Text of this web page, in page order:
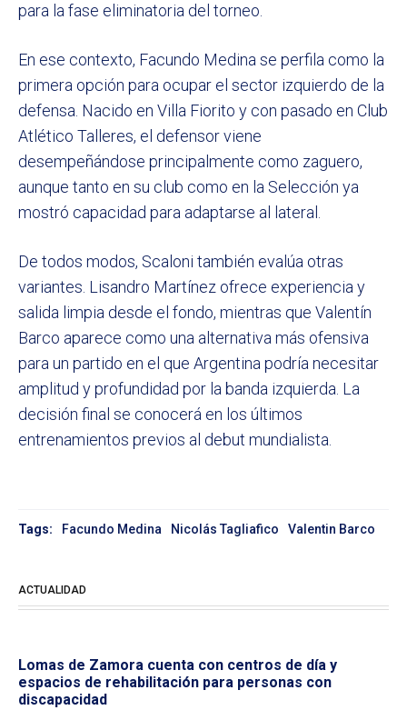
para la fase eliminatoria del torneo.
En ese contexto, Facundo Medina se perfila como la
primera opción para ocupar el sector izquierdo de la
defensa. Nacido en Villa Fiorito y con pasado en Club
Atlético Talleres, el defensor viene
desempeñándose principalmente como zaguero,
aunque tanto en su club como en la Selección ya
mostró capacidad para adaptarse al lateral.
De todos modos, Scaloni también evalúa otras
variantes. Lisandro Martínez ofrece experiencia y
salida limpia desde el fondo, mientras que Valentín
Barco aparece como una alternativa más ofensiva
para un partido en el que Argentina podría necesitar
amplitud y profundidad por la banda izquierda. La
decisión final se conocerá en los últimos
entrenamientos previos al debut mundialista.
Tags: Facundo Medina Nicolás Tagliafico Valentin Barco
ACTUALIDAD
Lomas de Zamora cuenta con centros de día y
espacios de rehabilitación para personas con
discapacidad